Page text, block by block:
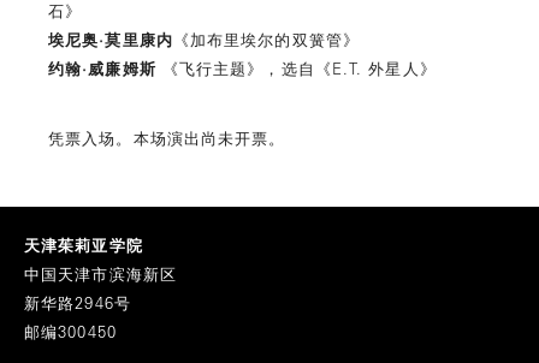
石》
埃尼奥·莫里康内 《加布里埃尔的双簧管》
约翰·威廉姆斯《飞行主题》，选自《E.T. 外星人》
凭票入场。本场演出尚未开票。
天津茱莉亚学院
中国天津市滨海新区
新华路2946号
邮编300450